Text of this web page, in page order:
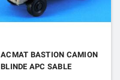
ACMAT BASTION CAMION
BLINDE APC SABLE